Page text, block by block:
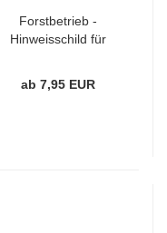
Forstbetrieb -
Hinweisschild für
ab 7,95 EUR